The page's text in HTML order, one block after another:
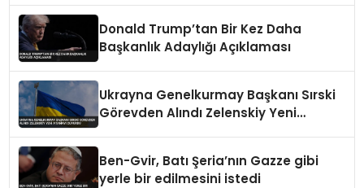
Donald Trump’tan Bir Kez Daha
Başkanlık Adaylığı Açıklaması
Ukrayna Genelkurmay Başkanı Sırski
Görevden Alındı Zelenskiy Yeni
Ben-Gvir, Batı Şeria’nın Gazze gibi
yerle bir edilmesini istedi